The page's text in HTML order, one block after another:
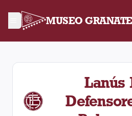
MUSEO GRANATE
Fecha 18. Partido entre Lanús y
Lanús